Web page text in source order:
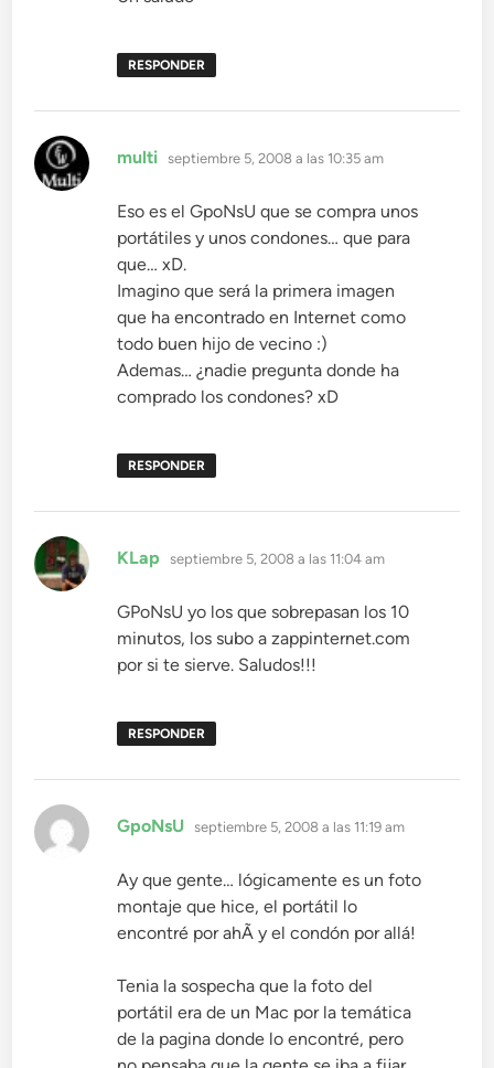
RESPONDER
multi dice:
septiembre 5, 2008 a las 10:35 am
Eso es el GpoNsU que se compra unos
portátiles y unos condones… que para
que… xD.
Imagino que será la primera imagen
que ha encontrado en Internet como
todo buen hijo de vecino :)
Ademas… ¿nadie pregunta donde ha
comprado los condones? xD
RESPONDER
KLap dice:
septiembre 5, 2008 a las 11:04 am
GPoNsU yo los que sobrepasan los 10
minutos, los subo a zappinternet.com
por si te sierve. Saludos!!!
RESPONDER
GpoNsU dice:
septiembre 5, 2008 a las 11:19 am
Ay que gente… lógicamente es un foto
montaje que hice, el portátil lo
encontré por ahÃ­ y el condón por allá!
Tenia la sospecha que la foto del
portátil era de un Mac por la temática
de la pagina donde lo encontré, pero